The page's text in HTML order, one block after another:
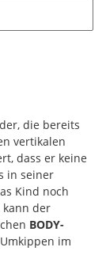
die
die bereits
vertikalen
dass er keine
in seiner
Kind noch
kann der
BODY-
im